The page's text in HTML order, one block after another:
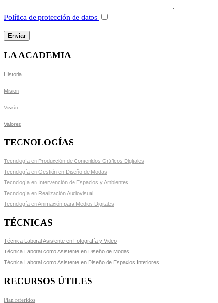
Política de protección de datos
LA ACADEMIA
Historia
Misión
Visión
Valores
TECNOLOGÍAS
Tecnología en Producción de Contenidos Gráficos Digitales
Tecnología en Gestión en Diseño de Modas
Tecnología en Intervención de Espacios y Ambientes
Tecnología en Realización Audiovisual
Tecnología en Animación para Medios Digitales
TÉCNICAS
Técnica Laboral Asistente en Fotografía y Video
Técnica Laboral como Asistente en Diseño de Modas
Técnica Laboral como Asistente en Diseño de Espacios Interiores
RECURSOS ÚTILES
Plan referidos